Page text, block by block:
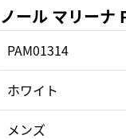
ール マリーナ
PAM01314
ホワイト
メンズ